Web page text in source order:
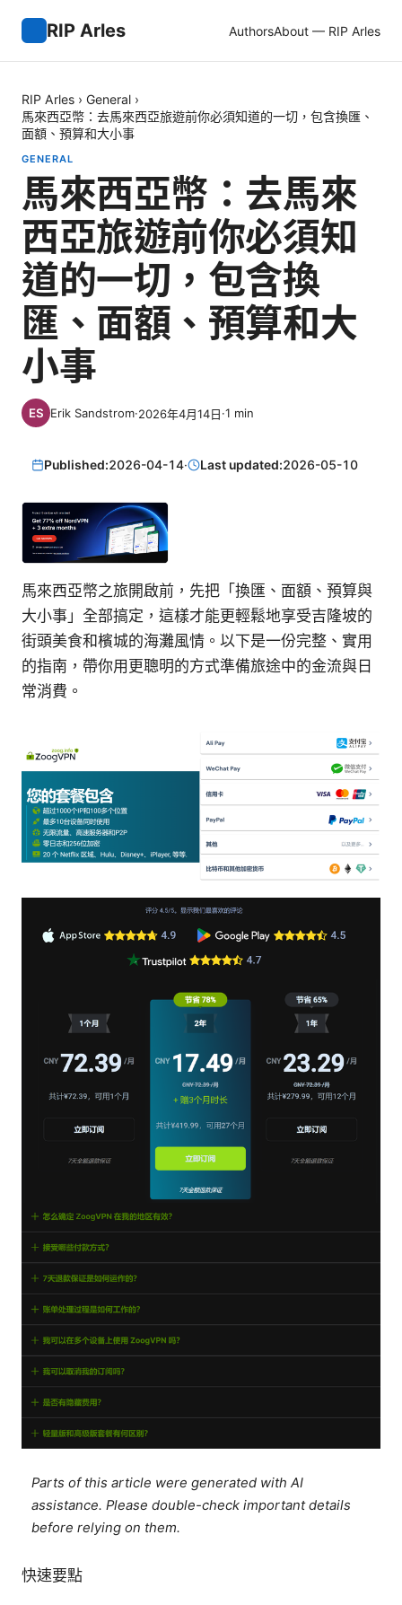
RIP Arles AuthorsAbout — RIP Arles
RIP Arles › General ›
馬來西亞幣：去馬來西亞旅遊前你必須知道的一切，包含換匯、
面額、預算和大小事
GENERAL
馬來西亞幣：去馬來
西亞旅遊前你必須知
道的一切，包含換
匯、面額、預算和大
小事
Erik Sandstrom·2026年4月14日·1 min
Published:2026-04-14· Last updated:2026-05-10
馬來西亞幣之旅開啟前，先把「換匯、面額、預算與
大小事」全部搞定，這樣才能更輕鬆地享受吉隆坡的
街頭美食和檳城的海灘風情。以下是一份完整、實用
的指南，帶你用更聰明的方式準備旅途中的金流與日
常消費。
Parts of this article were generated with AI
assistance. Please double-check important details
before relying on them.
快速要點